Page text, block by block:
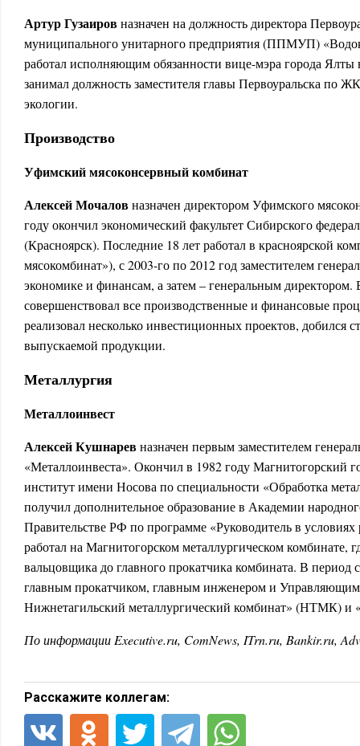
Артур Гузаировназначен на должность директора
муниципального унитарного предприятия (ППМУП)
работал исполняющим обязанности вице-мэра города
занимал должность заместителя главы Первоуральска по
экологии.
Производство
Уфимский мясоконсервный комбинат
Алексей Мочаловназначен директором Уфимского
году окончил экономический факультет Сибирского
(Красноярск). Последние 18 лет работал в красноярской
мясокомбинат»), с 2003-го по 2012 год заместителем
экономике и финансам, а затем – генеральным
совершенствовал все производственные и финансовые
реализовал несколько инвестиционных проектов, добился
выпускаемой продукции.
Металлургия
Металлоинвест
Алексей Кушнаревназначен первым заместителем
«Металлоинвеста». Окончил в 1982 году Магнитогорский
институт имени Носова по специальности «Обработка
получил дополнительное образование в Академии
Правительстве РФ по программе «Руководитель в
работал на Магнитогорском металлургическом комбинате,
вальцовщика до главного прокатчика комбината. В период
главным прокатчиком, главным инженером и
Нижнетагильский металлургический комбинат» (НТМК) и
По информации Executive.ru, ComNews, ITrn.ru, Bankir.ru,
Расскажите коллегам: